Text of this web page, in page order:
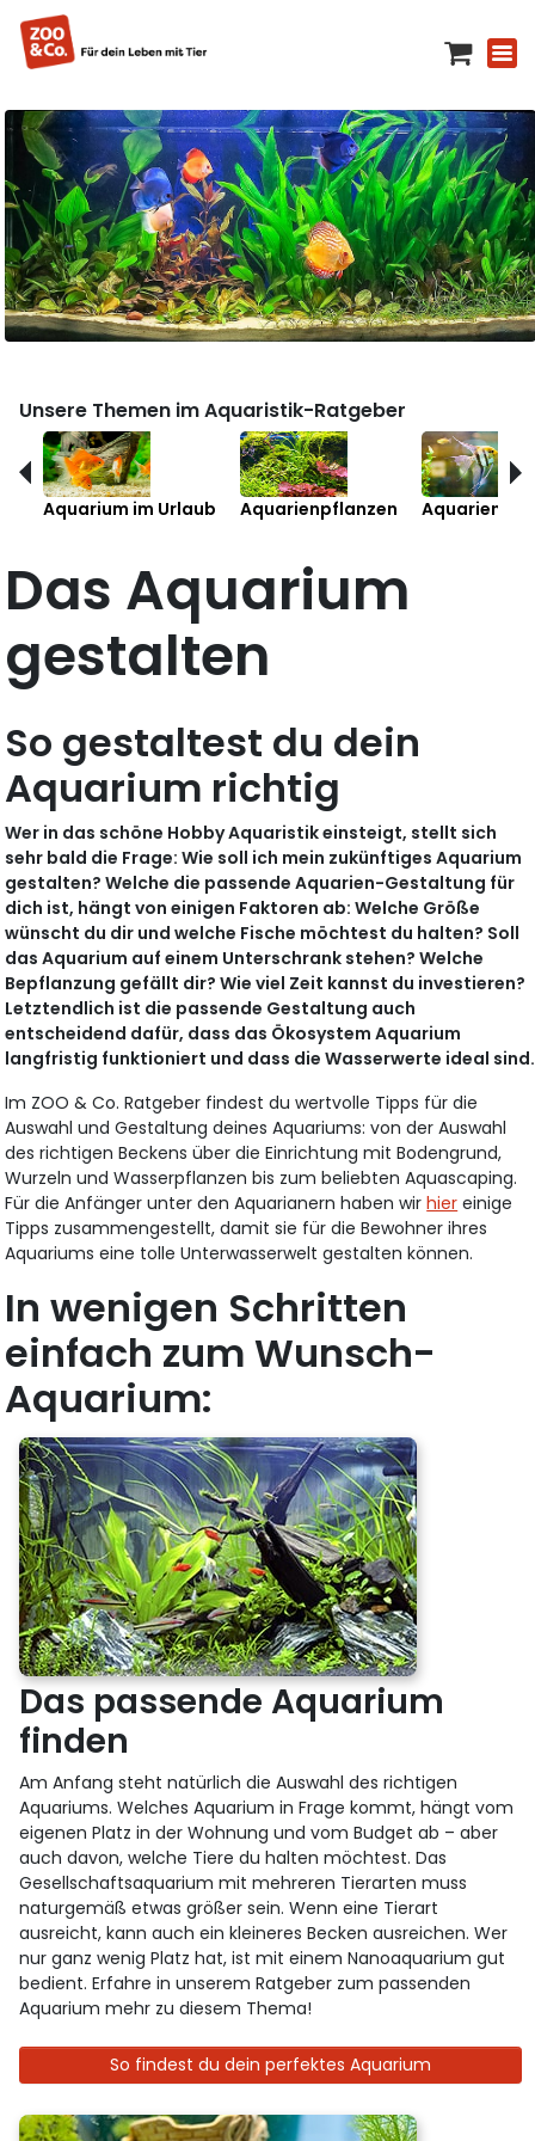
Unsere Themen im Aquaristik-Ratgeber
Aquarium im Urlaub Aquarienpflanzen
Das Aquarium
gestalten
So gestaltest du dein
Aquarium richtig
Wer in das schöne Hobby Aquaristik einsteigt, stellt sich
sehr bald die Frage: Wie soll ich mein zukünftiges Aquarium
gestalten? Welche die passende Aquarien-Gestaltung für
dich ist, hängt von einigen Faktoren ab: Welche Größe
wünscht du dir und welche Fische möchtest du halten? Soll
das Aquarium auf einem Unterschrank stehen? Welche
Bepflanzung gefällt dir? Wie viel Zeit kannst du investieren?
Letztendlich ist die passende Gestaltung auch
entscheidend dafür, dass das Ökosystem Aquarium
langfristig funktioniert und dass die Wasserwerte ideal sind.
Im ZOO & Co. Ratgeber findest du wertvolle Tipps für die
Auswahl und Gestaltung deines Aquariums: von der Auswahl
des richtigen Beckens über die Einrichtung mit Bodengrund,
Wurzeln und Wasserpflanzen bis zum beliebten Aquascaping.
Für die Anfänger unter den Aquarianern haben wirhier einige
Tipps zusammengestellt, damit sie für die Bewohner ihres
Aquariums eine tolle Unterwasserwelt gestalten können.
In wenigen Schritten
einfach zum Wunsch-
Aquarium:
Das passende Aquarium
finden
Am Anfang steht natürlich die Auswahl des richtigen
Aquariums. Welches Aquarium in Frage kommt, hängt vom
eigenen Platz in der Wohnung und vom Budget ab – aber
auch davon, welche Tiere du halten möchtest. Das
Gesellschaftsaquarium mit mehreren Tierarten muss
naturgemäß etwas größer sein. Wenn eine Tierart
ausreicht, kann auch ein kleineres Becken ausreichen. Wer
nur ganz wenig Platz hat, ist mit einem Nanoaquarium gut
bedient. Erfahre in unserem Ratgeber zum passenden
Aquarium mehr zu diesem Thema!
So findest du dein perfektes Aquarium